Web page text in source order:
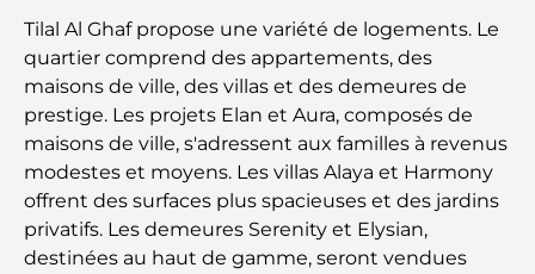
Les meilleurs cafés du centre-ville de Dubaï : le
guide complet des amateurs de café
Les Mercedes les plus chères jamais créées
Déménager à Dubaï depuis l'Australie : Guide
complet du déménagement
Tilal Al Ghaf propose une variété de logements. Le
quartier comprend des appartements, des
maisons de ville, des villas et des demeures de
prestige. Les projets Elan et Aura, composés de
maisons de ville, s'adressent aux familles à revenus
modestes et moyens. Les villas Alaya et Harmony
offrent des surfaces plus spacieuses et des jardins
privatifs. Les demeures Serenity et Elysian,
destinées au haut de gamme, seront vendues